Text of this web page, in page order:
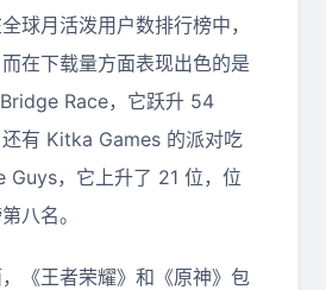
球月活泼用户数排行榜中，
在下载量方面表现出色的是
Race，它跃升 54
有 Kitka Games 的派对吃
Guys，它上升了 21 位，位
八名。
《王者荣耀》和《原神》包